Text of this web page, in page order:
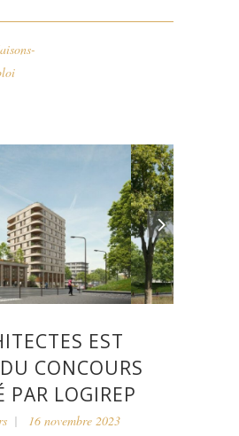
EST
CONCOURS
PAR LOGIREP
16 novembre 2023